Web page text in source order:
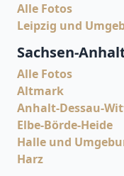
Alle Fotos
Leipzig und
Sachsen-
Alle Fotos
Altmark
Anhalt-Dessau-
Elbe-Börde-Heide
Halle und
Harz